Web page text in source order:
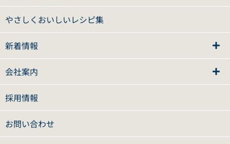
やさしくおいしいレシピ集
新着情報
会社案内
採用情報
お問い合わせ